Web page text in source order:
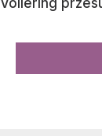
Vollering